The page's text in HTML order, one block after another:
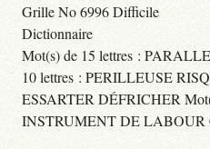
Grille No 6996 Difficile
Dictionnaire
Mot(s) de 15 lettres :
10 lettres : PERILLEUSE
ESSARTER DÉFRICHER
INSTRUMENT DE LABOUR